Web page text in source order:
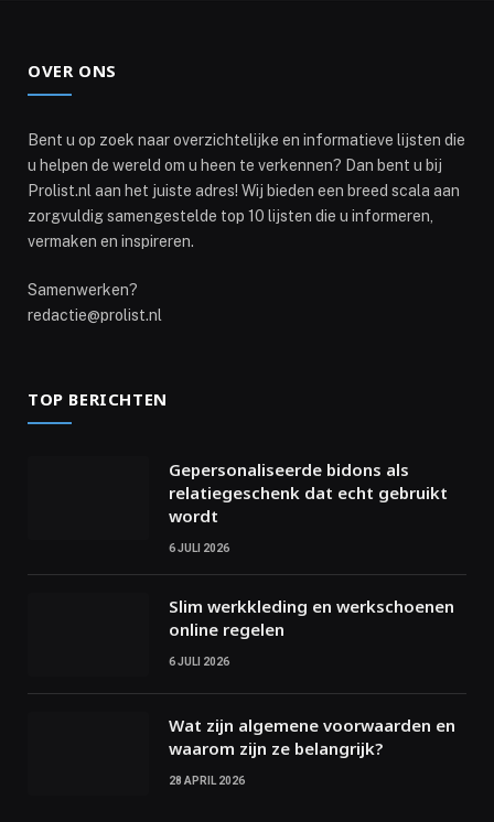
OVER ONS
Bent u op zoek naar overzichtelijke en informatieve lijsten die
u helpen de wereld om u heen te verkennen? Dan bent u bij
Prolist.nl aan het juiste adres! Wij bieden een breed scala aan
zorgvuldig samengestelde top 10 lijsten die u informeren,
vermaken en inspireren.
Samenwerken?
redactie@prolist.nl
TOP BERICHTEN
Gepersonaliseerde bidons als
relatiegeschenk dat echt gebruikt
wordt
6 JULI 2026
Slim werkkleding en werkschoenen
online regelen
6 JULI 2026
Wat zijn algemene voorwaarden en
waarom zijn ze belangrijk?
28 APRIL 2026